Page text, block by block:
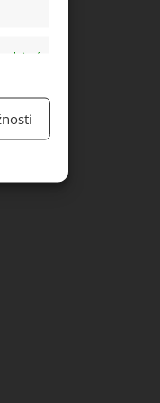
aktivní